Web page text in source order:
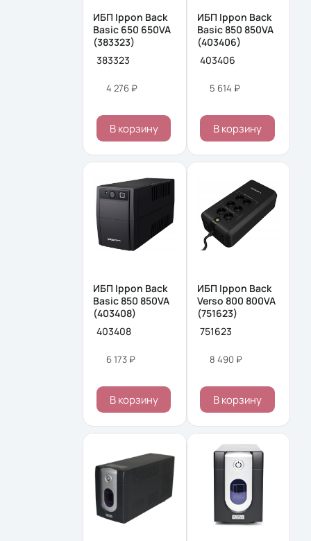
ИБП Ippon Back
Basic 650 650VA
(383323)
383323
4 276 ₽
В корзину
ИБП Ippon Back
Basic 850 850VA
(403406)
403406
5 614 ₽
В корзину
ИБП Ippon Back
Basic 850 850VA
(403408)
403408
6 173 ₽
В корзину
ИБП Ippon Back
Verso 800 800VA
(751623)
751623
8 490 ₽
В корзину